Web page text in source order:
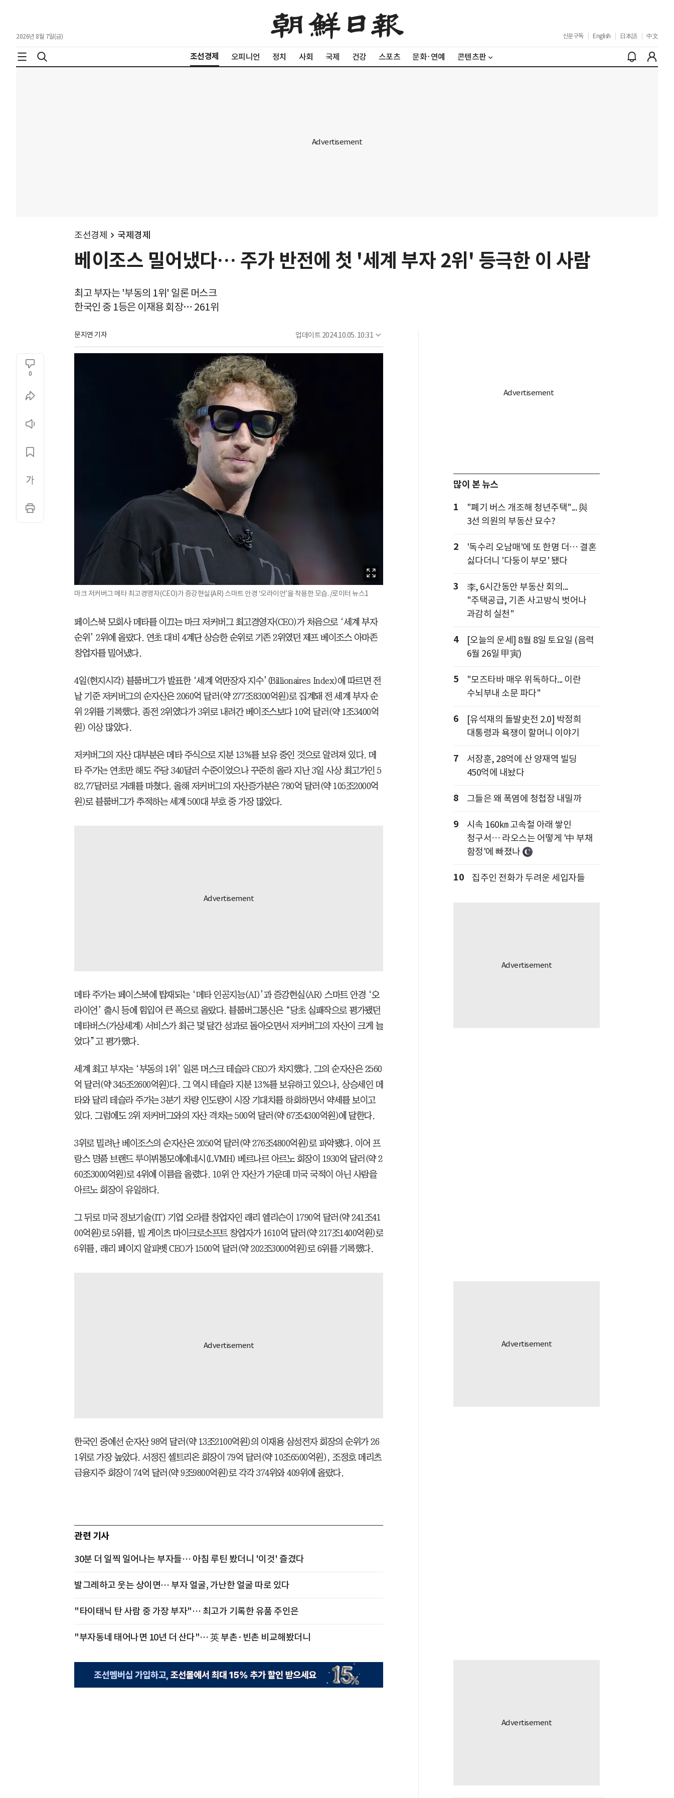
2026년 8월 7일(금) 신문구독 English 日本語 中文
조선경제 오피니언 정치 사회 국제 건강 스포츠 문화·연예 콘텐츠판
조선경제 국제경제
베이조스 밀어냈다… 주가 반전에 첫 '세계 부자 2위' 등극한 이 사람
최고 부자는 '부동의 1위' 일론 머스크
한국인 중 1등은 이재용 회장… 261위
문지연 기자 업데이트 2024.10.05. 10:31
0
마크 저커버그 메타 최고경영자(CEO)가 증강현실(AR) 스마트 안경 ‘오라이언’을 착용한 모습. /로이터 뉴스1
페이스북 모회사 메타를 이끄는 마크 저커버그 최고경영자(CEO)가 처음으로 ‘세계 부자
순위’ 2위에 올랐다. 연초 대비 4계단 상승한 순위로 기존 2위였던 제프 베이조스 아마존
창업자를 밀어냈다.
4일(현지시각) 블룸버그가 발표한 ‘세계 억만장자 지수’(Billionaires Index)에 따르면 전
날 기준 저커버그의 순자산은 2060억 달러(약 277조8300억원)로 집계돼 전 세계 부자 순
위 2위를 기록했다. 종전 2위였다가 3위로 내려간 베이조스보다 10억 달러(약 1조3400억
원) 이상 많았다.
저커버그의 자산 대부분은 메타 주식으로 지분 13%를 보유 중인 것으로 알려져 있다. 메
타 주가는 연초만 해도 주당 340달러 수준이었으나 꾸준히 올라 지난 3일 사상 최고가인 5
82.77달러로 거래를 마쳤다. 올해 저커버그의 자산증가분은 780억 달러(약 105조2000억
원)로 블룸버그가 추적하는 세계 500대 부호 중 가장 많았다.
메타 주가는 페이스북에 탑재되는 ‘메타 인공지능(AI)’과 증강현실(AR) 스마트 안경 ‘오
라이언’ 출시 등에 힘입어 큰 폭으로 올랐다. 블룸버그통신은 “당초 실패작으로 평가됐던
메타버스(가상세계) 서비스가 최근 몇 달간 성과로 돌아오면서 저커버그의 자산이 크게 늘
었다”고 평가했다.
세계 최고 부자는 ‘부동의 1위’ 일론 머스크 테슬라 CEO가 차지했다. 그의 순자산은 2560
억 달러(약 345조2600억원)다. 그 역시 테슬라 지분 13%를 보유하고 있으나, 상승세인 메
타와 달리 테슬라 주가는 3분기 차량 인도량이 시장 기대치를 하회하면서 약세를 보이고
있다. 그럼에도 2위 저커버그와의 자산 격차는 500억 달러(약 67조4300억원)에 달한다.
3위로 밀려난 베이조스의 순자산은 2050억 달러(약 276조4800억원)로 파악됐다. 이어 프
랑스 명품 브랜드 루이뷔통모에에네시(LVMH) 베르나르 아르노 회장이 1930억 달러(약 2
60조3000억원)로 4위에 이름을 올렸다. 10위 안 자산가 가운데 미국 국적이 아닌 사람을
아르노 회장이 유일하다.
그 뒤로 미국 정보기술(IT) 기업 오라클 창업자인 래리 엘리슨이 1790억 달러(약 241조41
00억원)로 5위를, 빌 게이츠 마이크로소프트 창업자가 1610억 달러(약 217조1400억원)로
6위를, 래리 페이지 알파벳 CEO가 1500억 달러(약 202조3000억원)로 6위를 기록했다.
한국인 중에선 순자산 98억 달러(약 13조2100억원)의 이재용 삼성전자 회장의 순위가 26
1위로 가장 높았다. 서정진 셀트리온 회장이 79억 달러(약 10조6500억원), 조정호 메리츠
금융지주 회장이 74억 달러(약 9조9800억원)로 각각 374위와 409위에 올랐다.
관련 기사
30분 더 일찍 일어나는 부자들… 아침 루틴 봤더니 '이것' 즐겼다
발그레하고 웃는 상이면… 부자 얼굴, 가난한 얼굴 따로 있다
"타이태닉 탄 사람 중 가장 부자"… 최고가 기록한 유품 주인은
"부자동네 태어나면 10년 더 산다"… 英 부촌·빈촌 비교해봤더니
많이 본 뉴스
1
"폐기 버스 개조해 청년주택"... 與
3선 의원의 부동산 묘수?
2
'독수리 오남매'에 또 한명 더… 결혼
싫다더니 '다둥이 부모' 됐다
3
李, 6시간동안 부동산 회의...
"주택공급, 기존 사고방식 벗어나
과감히 실천"
4
[오늘의 운세] 8월 8일 토요일 (음력
6월 26일 甲寅)
5
"모즈타바 매우 위독하다... 이란
수뇌부내 소문 파다"
6
[유석재의 돌발史전 2.0] 박정희
대통령과 욕쟁이 할머니 이야기
7
서장훈, 28억에 산 양재역 빌딩
450억에 내놨다
8 그들은 왜 폭염에 청첩장 내밀까
9
시속 160㎞ 고속철 아래 쌓인
청구서… 라오스는 어떻게 '中 부채
함정'에 빠졌나
10 집주인 전화가 두려운 세입자들